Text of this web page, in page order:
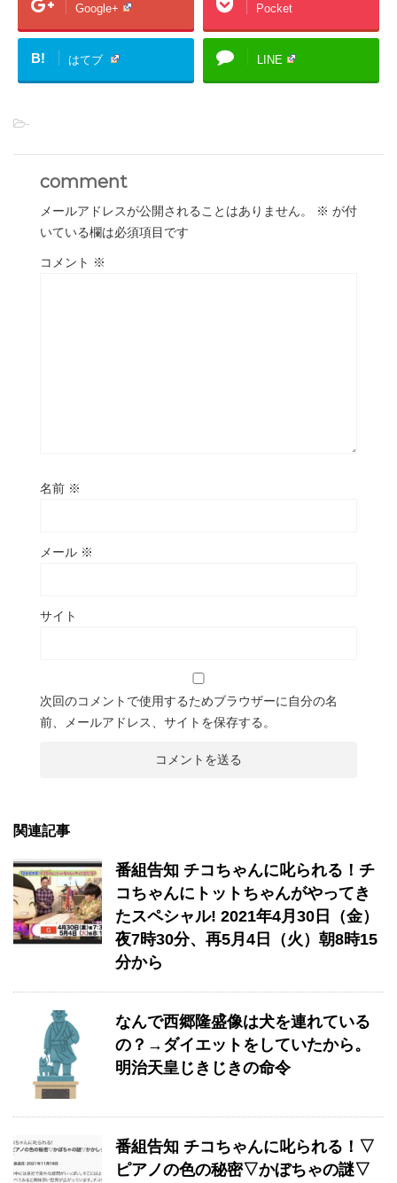
Google+ Pocket
B! はてブ LINE
-
comment
メールアドレスが公開されることはありません。 ※ が付
いている欄は必須項目です
コメント ※
名前 ※
メール ※
サイト
次回のコメントで使用するためブラウザーに自分の名
前、メールアドレス、サイトを保存する。
関連記事
番組告知 チコちゃんに叱られる！チ
コちゃんにトットちゃんがやってき
たスペシャル! 2021年4月30日（金）
夜7時30分、再5月4日（火）朝8時15
分から
なんで西郷隆盛像は犬を連れている
の？→ダイエットをしていたから。
明治天皇じきじきの命令
番組告知 チコちゃんに叱られる！▽
ピアノの色の秘密▽かぼちゃの謎▽